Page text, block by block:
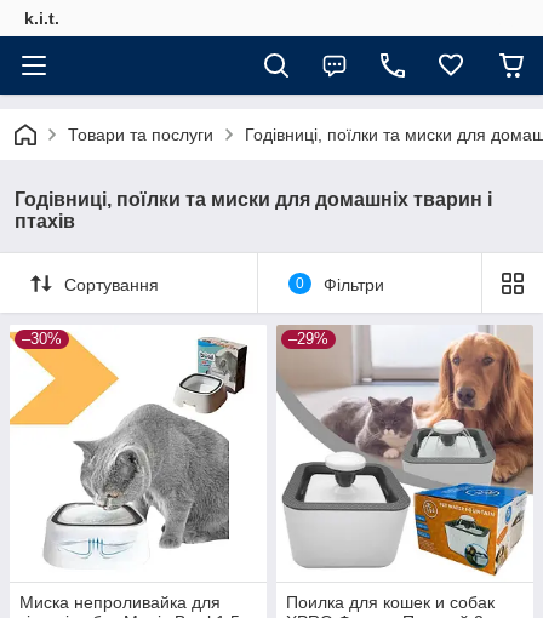
k.i.t.
Товари та послуги Годівниці, поїлки та миски для
Годівниці, поїлки та миски для домашніх тварин і
птахів
Сортування 0 Фільтри
–30%
Миска непроливайка для
–29%
Поилка для кошек и собак